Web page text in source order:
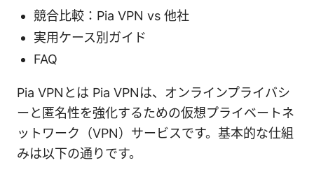
競合比較：Pia VPN vs 他社
実用ケース別ガイド
FAQ
Pia VPNとは Pia VPNは、オンラインプライバシ
ーと匿名性を強化するための仮想プライベートネ
ットワーク（VPN）サービスです。基本的な仕組
みは以下の通りです。